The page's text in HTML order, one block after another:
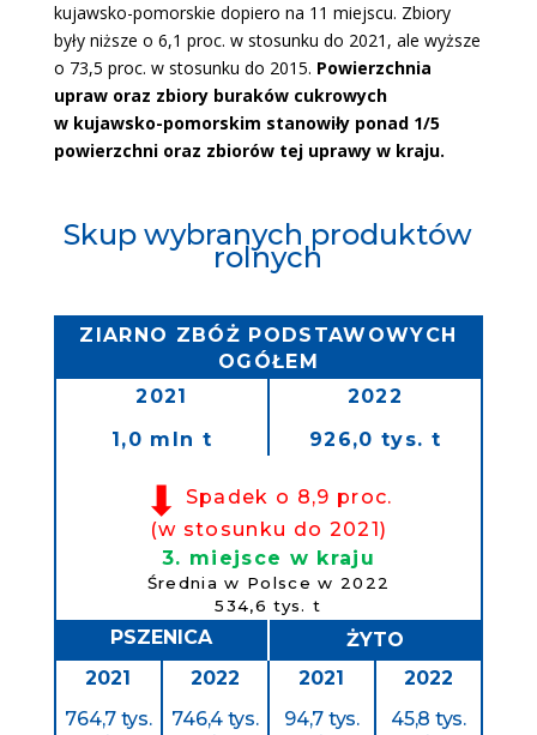
kujawsko-pomorskie dopiero na 11 miejscu. Zbiory
były niższe o 6,1 proc. w stosunku do 2021, ale wyższe
o 73,5 proc. w stosunku do 2015. Powierzchnia
upraw oraz zbiory buraków cukrowych
w kujawsko-pomorskim stanowiły ponad 1/5
powierzchni oraz zbiorów tej uprawy w kraju.
Skup wybranych produktów
rolnych
ZIARNO ZBÓŻ PODSTAWOWYCH
OGÓŁEM
2021
1,0 mln t
2022
926,0 tys. t
⬇
Spadek o 8,9 proc.
(w stosunku do 2021)
3. miejsce w kraju
Średnia w Polsce w 2022
534,6 tys. t
PSZENICA
ŻYTO
2021
764,7 tys.
2022
746,4 tys.
2021
94,7 tys.
2022
45,8 tys.